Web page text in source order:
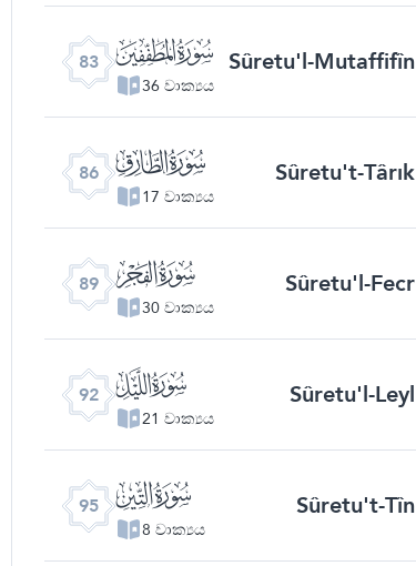
83 ﰀ
36 වාක්‍යය
Sûretu'l-Mutaffifîn
86 ﰃ
17 වාක්‍යය
Sûretu't-Târık
89 ﰆ
30 වාක්‍යය
Sûretu'l-Fecr
92 ﰉ
21 වාක්‍යය
Sûretu'l-Leyl
95 ﰌ
8 වාක්‍යය
Sûretu't-Tîn